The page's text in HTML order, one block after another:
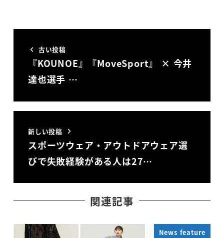
古い投稿
『KOUNOE』『MoveSport』 × 今井
達也選手 …
新しい投稿
スポーツウェア・アウトドアウェア選
びで失敗経験がある人は27…
関連記事
News feature